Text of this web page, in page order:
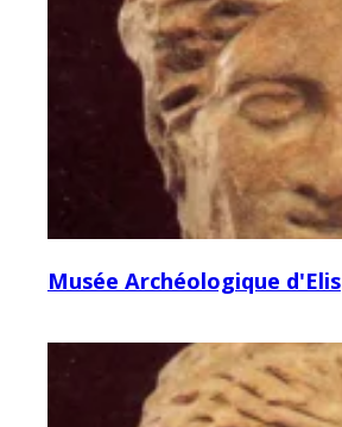
Musée Archéologique d'Elis